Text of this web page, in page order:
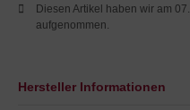
Diesen Artikel haben wir am
aufgenommen.
Hersteller Informationen